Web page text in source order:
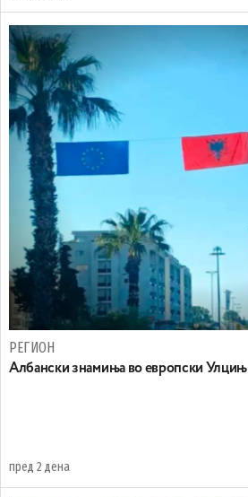
РЕГИОН
Aлбански знамиња во европски Улцињ
пред 2 дена